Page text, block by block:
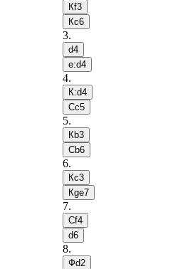
Кf3
Кc6
3.
d4
e:d4
4.
К:d4
Сc5
5.
Кb3
Сb6
6.
Кc3
Кge7
7.
Сf4
d6
8.
Фd2